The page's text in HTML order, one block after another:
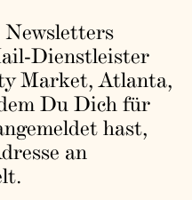
Newsletters
Dienstleister
Market, Atlanta,
Du Dich für
hast,
an